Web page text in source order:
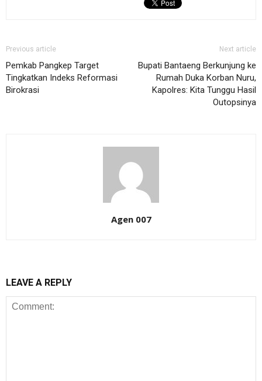
Previous article
Pemkab Pangkep Target
Tingkatkan Indeks Reformasi
Birokrasi
Next article
Bupati Bantaeng Berkunjung ke
Rumah Duka Korban Nuru,
Kapolres: Kita Tunggu Hasil
Outopsinya
Agen 007
LEAVE A REPLY